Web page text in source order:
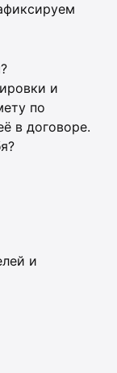
и
по
в договоре.
и